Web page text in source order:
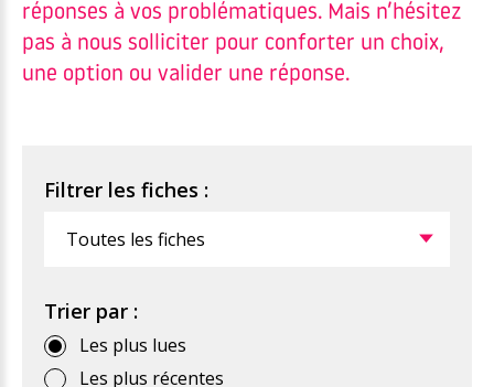
réponses à vos problématiques. Mais n’hésitez
pas à nous solliciter pour conforter un choix,
une option ou valider une réponse.
Filtrer les fiches :
Filtrer
Trier par :
Les plus lues
Les plus récentes